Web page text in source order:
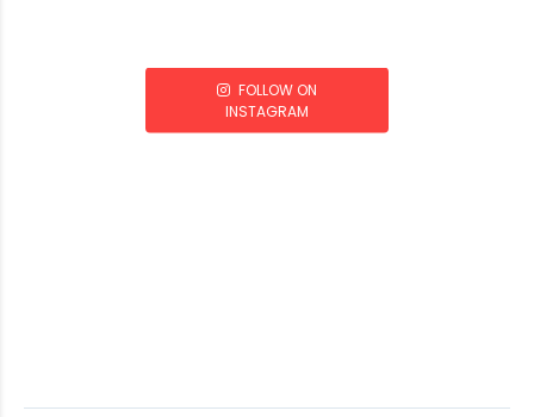
FOLLOW ON
INSTAGRAM